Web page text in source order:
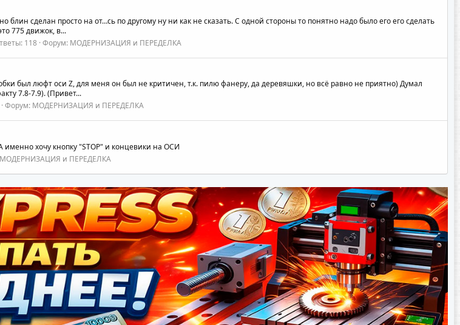
сделан просто на от…сь по другому ну ни как не сказать. С одной стороны то понятно надо было его его сделать
775 движок, в...
118 Форум: МОДЕРНИЗАЦИЯ и ПЕРЕДЕЛКА
был люфт оси Z, для меня он был не критичен, т.к. пилю фанеру, да деревяшки, но всё равно не приятно) Думал
7.8-7.9). (Привет...
Форум: МОДЕРНИЗАЦИЯ и ПЕРЕДЕЛКА
хочу кнопку "STOP" и концевики на ОСИ
МОДЕРНИЗАЦИЯ и ПЕРЕДЕЛКА